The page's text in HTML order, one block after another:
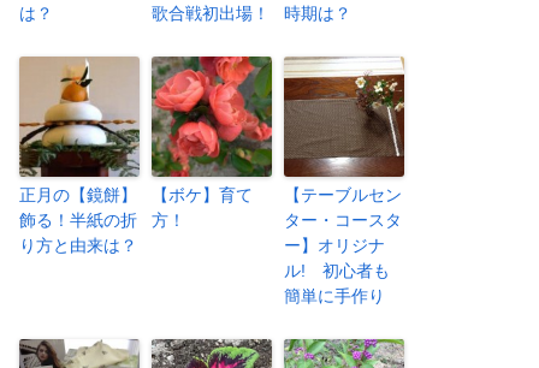
は？
歌合戦初出場！
時期は？
正月の【鏡餅】
飾る！半紙の折
り方と由来は？
【ボケ】育て
方！
【テーブルセン
ター・コースタ
ー】オリジナ
ル! 初心者も
簡単に手作り